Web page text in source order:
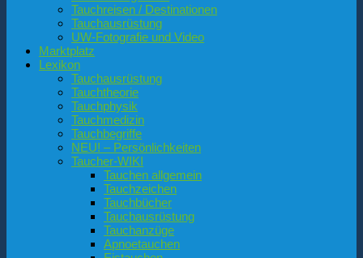
Tauchreisen / Destinationen
Tauchausrüstung
UW-Fotografie und Video
Marktplatz
Lexikon
Tauchausrüstung
Tauchtheorie
Tauchphysik
Tauchmedizin
Tauchbegriffe
NEU! – Persönlichkeiten
Taucher-WIKI
Tauchen allgemein
Tauchzeichen
Tauchbücher
Tauchausrüstung
Tauchanzüge
Apnoetauchen